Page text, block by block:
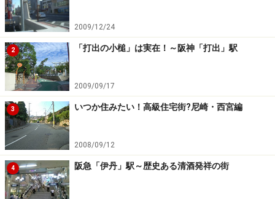
2009/12/24
2 「打出の小槌」は実在！～阪神「打出」駅
2009/09/17
3 いつか住みたい！高級住宅街?尼崎・西宮編
2008/09/12
4 阪急「伊丹」駅～歴史ある清酒発祥の街